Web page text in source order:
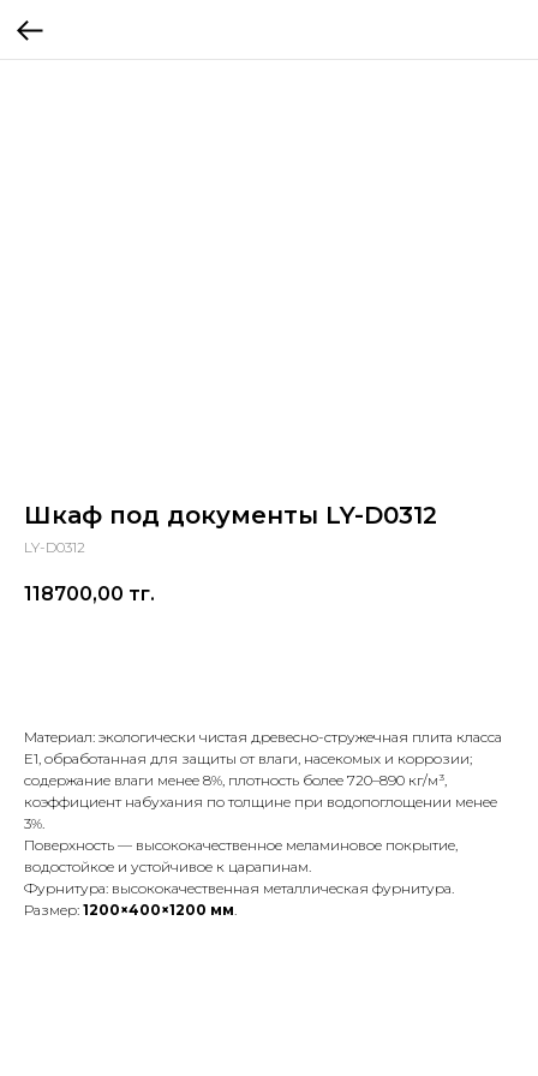
Шкаф под документы LY-D0312
LY-D0312
118700,00 тг.
Материал: экологически чистая древесно-стружечная плита класса
E1, обработанная для защиты от влаги, насекомых и коррозии;
содержание влаги менее 8%, плотность более 720–890 кг/м³,
коэффициент набухания по толщине при водопоглощении менее
3%.
Поверхность — высококачественное меламиновое покрытие,
водостойкое и устойчивое к царапинам.
Фурнитура: высококачественная металлическая фурнитура.
Размер: 1200×400×1200 мм.